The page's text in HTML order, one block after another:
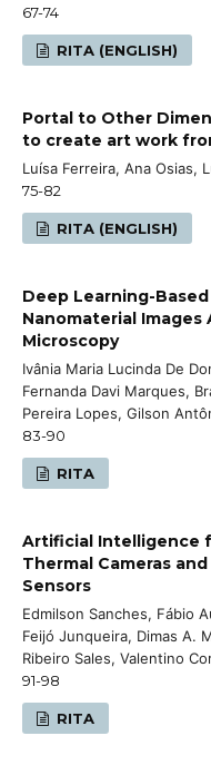
67-74
RITA (ENGLISH)
Portal to Other
to create art work
Luísa Ferreira, Ana Osias,
75-82
RITA (ENGLISH)
Deep Learning-
Nanomaterial Images
Microscopy
Ivânia Maria Lucinda De
Fernanda Davi Marques,
Pereira Lopes, Gilson
83-90
RITA
Artificial Intelligence
Thermal Cameras
Sensors
Edmilson Sanches, Fábio
Feijó Junqueira, Dimas A.
Ribeiro Sales, Valentino
91-98
RITA